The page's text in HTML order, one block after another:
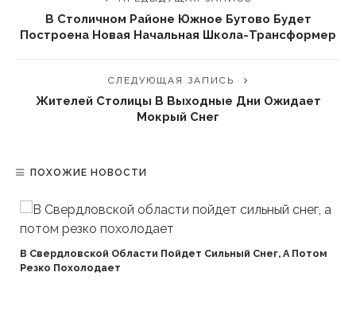
В Столичном Районе Южное Бутово Будет
Построена Новая Начальная Школа-Трансформер
СЛЕДУЮЩАЯ ЗАПИСЬ
Жителей Столицы В Выходные Дни Ожидает
Мокрый Снег
ПОХОЖИЕ НОВОСТИ
В Свердловской Области Пойдет Сильный Снег, А Потом
Резко Похолодает